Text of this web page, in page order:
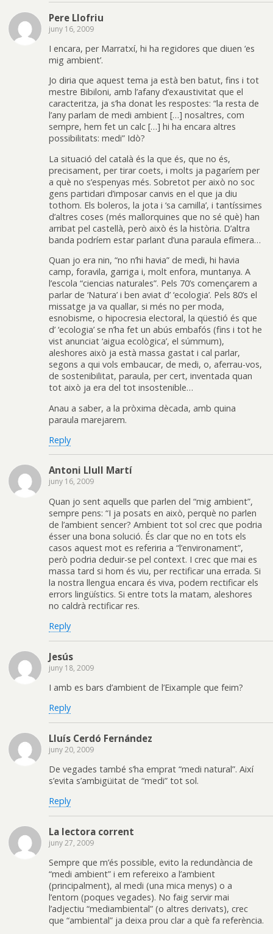
Pere Llofriu
juny 16, 2009
I encara, per Marratxí, hi ha regidores que diuen ‘es
mig ambient’.
Jo diria que aquest tema ja està ben batut, fins i tot
mestre Bibiloni, amb l’afany d’exaustivitat que el
caracteritza, ja s’ha donat les respostes: “la resta de
l’any parlam de medi ambient […] nosaltres, com
sempre, hem fet un calc […] hi ha encara altres
possibilitats: medi” Idò?
La situació del català és la que és, que no és,
precisament, per tirar coets, i molts ja pagaríem per
a què no s’espenyas més. Sobretot per això no soc
gens partidari d’imposar canvis en el que ja diu
tothom. Els boleros, la jota i ‘sa camilla’, i tantíssimes
d’altres coses (més mallorquines que no sé què) han
arribat pel castellà, però això és la història. D’altra
banda podríem estar parlant d’una paraula efímera…
Quan jo era nin, “no n’hi havia” de medi, hi havia
camp, foravila, garriga i, molt enfora, muntanya. A
l’escola “ciencias naturales”. Pels 70’s començarem a
parlar de ‘Natura’ i ben aviat d’ ‘ecologia’. Pels 80’s el
missatge ja va quallar, si més no per moda,
esnobisme, o hipocresia electoral, la qüestió és que
d’ ‘ecologia’ se n’ha fet un abús embafós (fins i tot he
vist anunciat ‘aigua ecològica’, el súmmum),
aleshores això ja està massa gastat i cal parlar,
segons a qui vols embaucar, de medi, o, aferrau-vos,
de sostenibilitat, paraula, per cert, inventada quan
tot això ja era del tot insostenible…
Anau a saber, a la pròxima dècada, amb quina
paraula marejarem.
Reply
Antoni Llull Martí
juny 16, 2009
Quan jo sent aquells que parlen del “mig ambient”,
sempre pens: “I ja posats en això, perquè no parlen
de l’ambient sencer? Ambient tot sol crec que podria
ésser una bona solució. És clar que no en tots els
casos aquest mot es referiria a “l’environament”,
però podria deduir-se pel context. I crec que mai es
massa tard si hom és viu, per rectificar una errada. Si
la nostra llengua encara és viva, podem rectificar els
errors lingüístics. Si entre tots la matam, aleshores
no caldrà rectificar res.
Reply
Jesús
juny 18, 2009
I amb es bars d’ambient de l’Eixample que feim?
Reply
Lluís Cerdó Fernández
juny 20, 2009
De vegades també s’ha emprat “medi natural”. Així
s’evita s’ambigüitat de “medi” tot sol.
Reply
La lectora corrent
juny 27, 2009
Sempre que m’és possible, evito la redundància de
“medi ambient” i em refereixo a l’ambient
(principalment), al medi (una mica menys) o a
l’entorn (poques vegades). No faig servir mai
l’adjectiu “mediambiental” (o altres derivats), crec
que “ambiental” ja deixa prou clar a què fa referència.